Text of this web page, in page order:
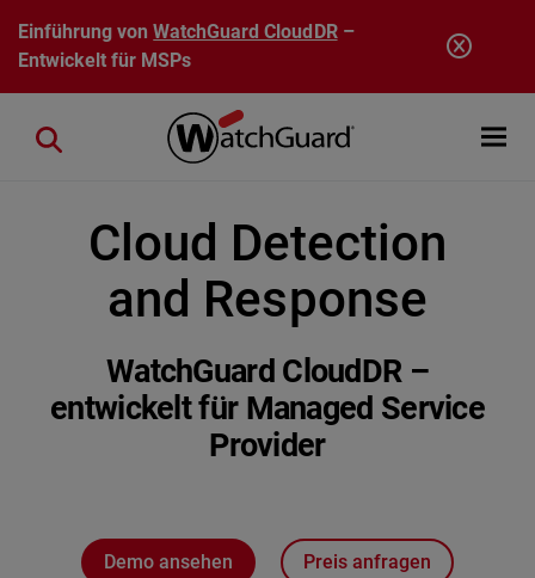
Direkt zum Inhalt
Einführung vonWatchGuard CloudDR–
Entwickelt für MSPs
Open
Close search
Cloud Detection
and Response
WatchGuard CloudDR –
entwickelt für Managed Service
Provider
Demo ansehen Preis anfragen